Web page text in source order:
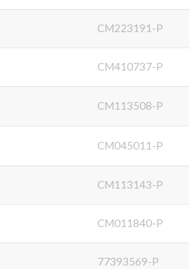
CM223191-P
CM410737-P
CM113508-P
CM045011-P
CM113143-P
CM011840-P
77393569-P